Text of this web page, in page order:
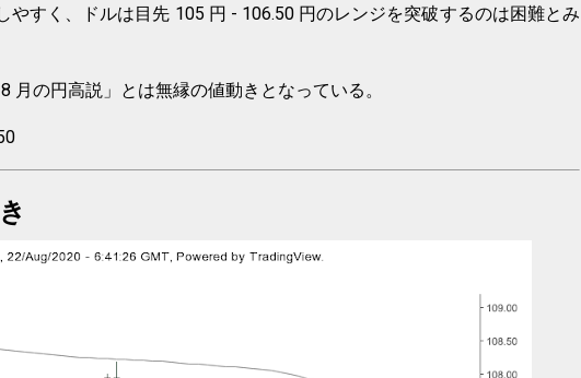
やすく、ドルは目先 105 円 - 106.50 円のレンジを突破するのは困難とみ
月の円高説」とは無縁の値動きとなっている。